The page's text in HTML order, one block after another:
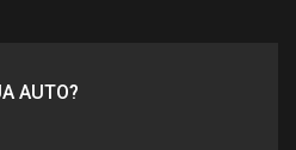
AUTO?